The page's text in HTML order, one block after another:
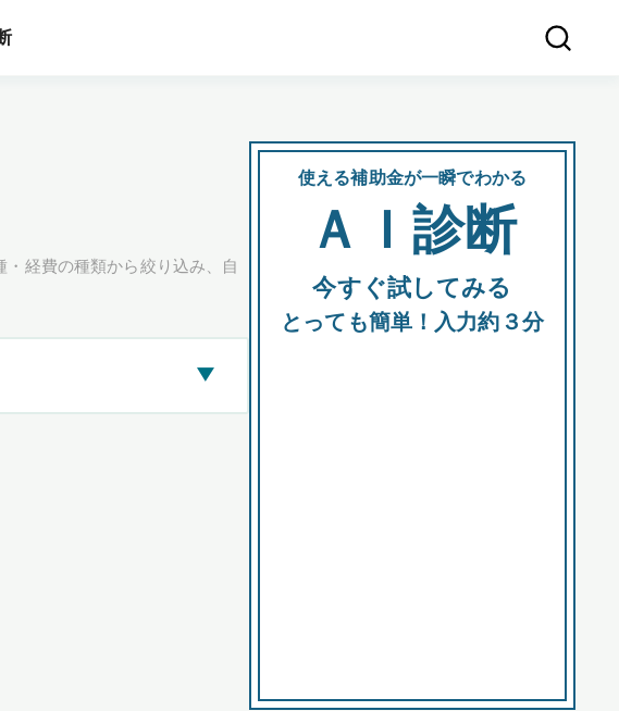
経費の種類から絞り込み、自
▶
使える補助金が一瞬でわかる
ＡＩ診断
今すぐ試してみる
とっても簡単！入力約３分